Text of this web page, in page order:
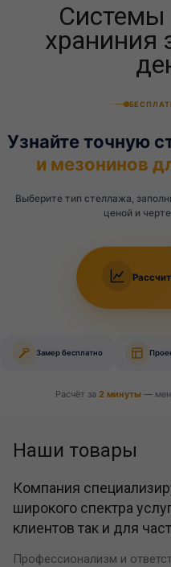
Системы
храниния
Узнайте точную
и мезонинов
Выберите тип стеллажа,
ценой и
Замер бесплатно
Расчёт за 2 минуты —
Наши товары
Компания
широкого спектра
клиентов так и для
Профессионализм и